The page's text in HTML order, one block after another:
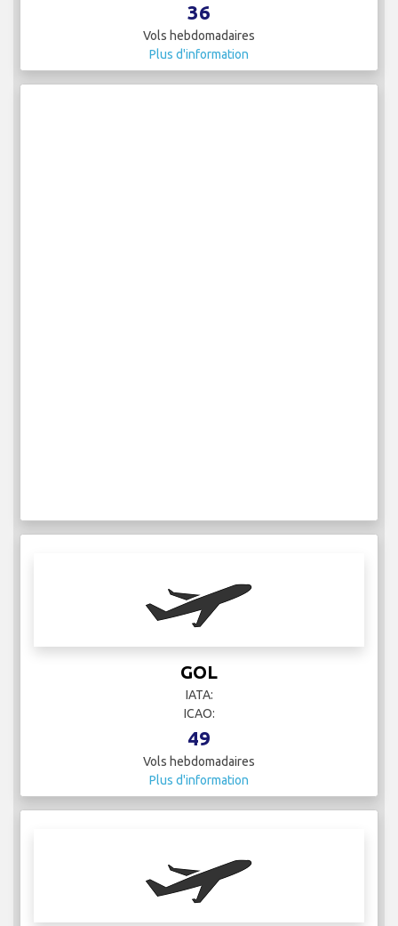
36
Vols hebdomadaires
Plus d'information
GOL
IATA:
ICAO:
49
Vols hebdomadaires
Plus d'information